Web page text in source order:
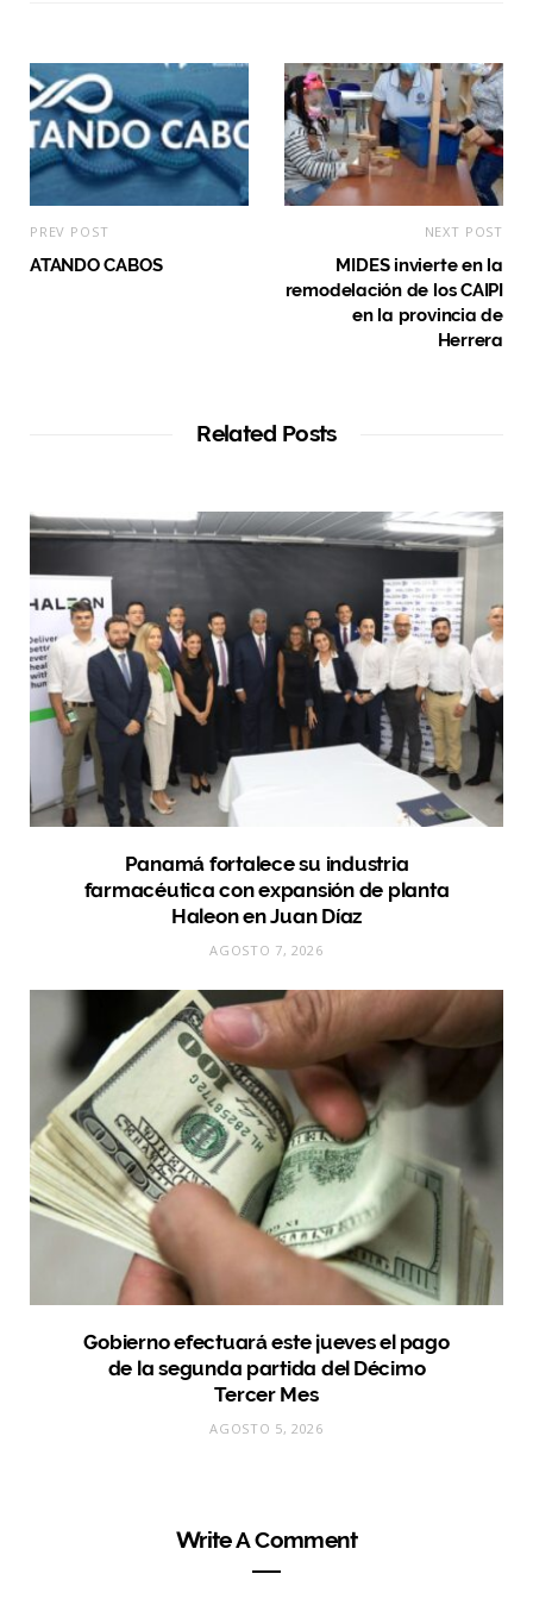
PREV POST
ATANDO CABOS
NEXT POST
MIDES invierte en la
remodelación de los CAIPI
en la provincia de
Herrera
Related Posts
Panamá fortalece su industria
farmacéutica con expansión de planta
Haleon en Juan Díaz
AGOSTO 7, 2026
Gobierno efectuará este jueves el pago
de la segunda partida del Décimo
Tercer Mes
AGOSTO 5, 2026
Write A Comment